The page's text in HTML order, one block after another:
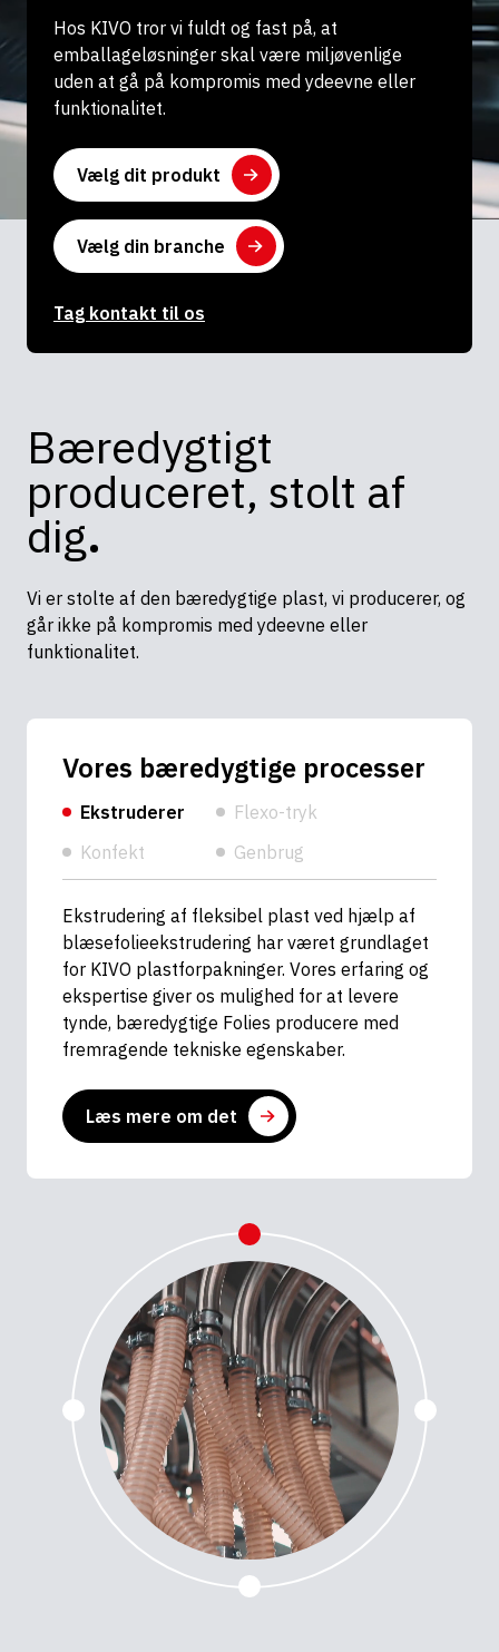
Hos KIVO tror vi fuldt og fast på, at
emballageløsninger skal være miljøvenlige
uden at gå på kompromis med ydeevne eller
funktionalitet.
Tag kontakt til os
Vælg dit produkt
Vælg din branche
Bæredygtigt
produceret, stolt af
dig.
Vi er stolte af den bæredygtige plast, vi producerer, og
går ikke på kompromis med ydeevne eller
funktionalitet.
Vores bæredygtige processer
Ekstruderer
Flexo-tryk
Konfekt
Genbrug
Ekstrudering af fleksibel plast ved hjælp af
blæsefolieekstrudering har været grundlaget
for KIVO plastforpakninger. Vores erfaring og
ekspertise giver os mulighed for at levere
tynde, bæredygtige Folies producere med
fremragende tekniske egenskaber.
Læs mere om det